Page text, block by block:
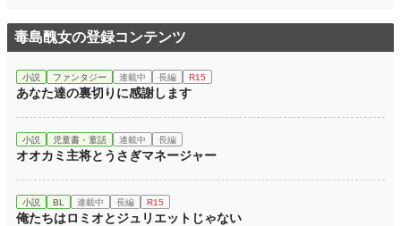
毒島醜女の登録コンテンツ
小説 ファンタジー 連載中 長編 R15
あなた達の裏切りに感謝します
小説 児童書・童話 連載中 長編
オオカミ主将とうさぎマネージャー
小説 BL 連載中 長編 R15
俺たちはロミオとジュリエットじゃない